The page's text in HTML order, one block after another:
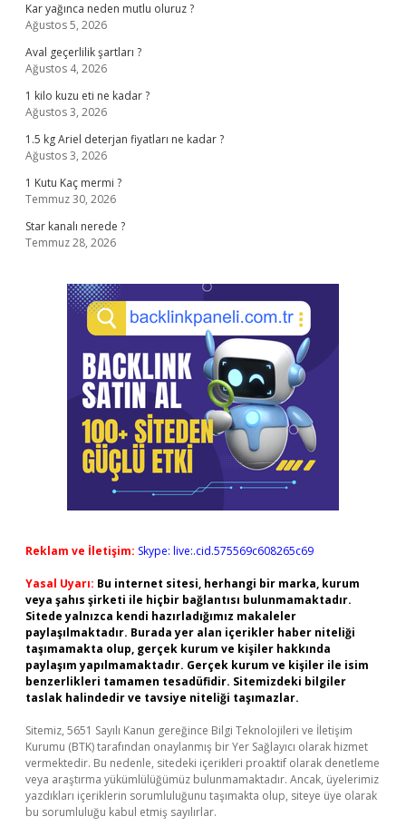
Kar yağınca neden mutlu oluruz ?
Ağustos 5, 2026
Aval geçerlilik şartları ?
Ağustos 4, 2026
1 kilo kuzu eti ne kadar ?
Ağustos 3, 2026
1.5 kg Ariel deterjan fiyatları ne kadar ?
Ağustos 3, 2026
1 Kutu Kaç mermi ?
Temmuz 30, 2026
Star kanalı nerede ?
Temmuz 28, 2026
Reklam ve İletişim: Skype: live:.cid.575569c608265c69
Yasal Uyarı: Bu internet sitesi, herhangi bir marka, kurum
veya şahıs şirketi ile hiçbir bağlantısı bulunmamaktadır.
Sitede yalnızca kendi hazırladığımız makaleler
paylaşılmaktadır. Burada yer alan içerikler haber niteliği
taşımamakta olup, gerçek kurum ve kişiler hakkında
paylaşım yapılmamaktadır. Gerçek kurum ve kişiler ile isim
benzerlikleri tamamen tesadüfidir. Sitemizdeki bilgiler
taslak halindedir ve tavsiye niteliği taşımazlar.
Sitemiz, 5651 Sayılı Kanun gereğince Bilgi Teknolojileri ve İletişim
Kurumu (BTK) tarafından onaylanmış bir Yer Sağlayıcı olarak hizmet
vermektedir. Bu nedenle, sitedeki içerikleri proaktif olarak denetleme
veya araştırma yükümlülüğümüz bulunmamaktadır. Ancak, üyelerimiz
yazdıkları içeriklerin sorumluluğunu taşımakta olup, siteye üye olarak
bu sorumluluğu kabul etmiş sayılırlar.